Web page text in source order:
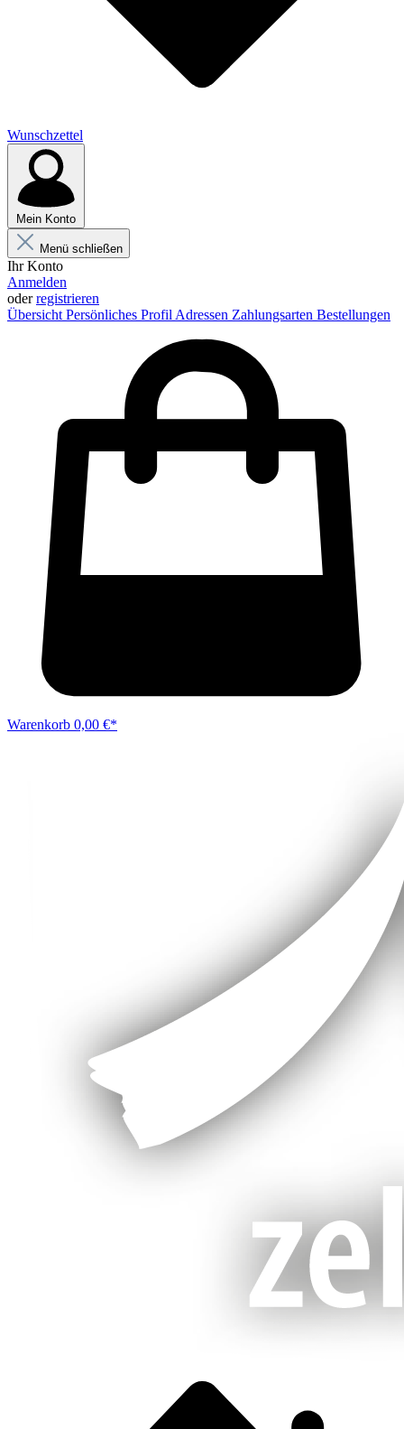
Wunschzettel
Mein Konto
Menü schließen
Ihr Konto
Anmelden
oderregistrieren
Übersicht Persönliches Profil Adressen Zahlungsarten Bestellungen
Warenkorb 0,00 €*